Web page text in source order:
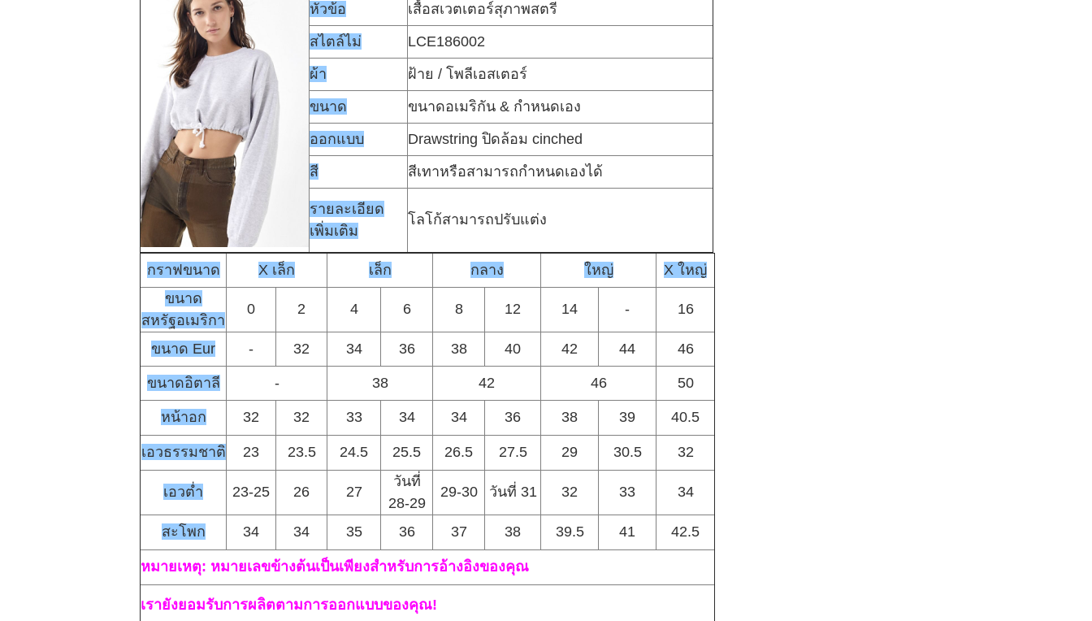
หัวข้อ
เสื้อสเวตเตอร์สุภาพสตรี
สไตล์ไม่
LCE186002
ผ้า
ฝ้าย / โพลีเอสเตอร์
ขนาด
ขนาดอเมริกัน & กำหนดเอง
ออกแบบ
Drawstring ปิดล้อม cinched
สี
สีเทาหรือสามารถกำหนดเองได้
รายละเอียด
เพิ่มเติม
โลโก้สามารถปรับแต่ง
กราฟขนาด X เล็ก เล็ก กลาง ใหญ่
X ใหญ่
ขนาด
สหรัฐอเมริกา
0 2 4 6 8 12 14 - 16
ขนาด Eur - 32 34 36 38 40 42 44 46
ขนาดอิตาลี - 38 42 46 50
หน้าอก 32 32 33 34 34 36 38 39 40.5
เอวธรรมชาติ 23 23.5 24.5 25.5 26.5 27.5 29 30.5 32
เอวต่ำ 23-25 26 27
วันที่
28-29
29-30 วันที่ 31 32 33 34
สะโพก 34 34 35 36 37 38 39.5 41 42.5
หมายเหตุ: หมายเลขข้างต้นเป็นเพียงสำหรับการอ้างอิงของคุณ
เรายังยอมรับการผลิตตามการออกแบบของคุณ!